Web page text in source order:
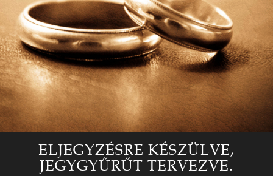
ELJEGYZÉSRE KÉSZÜLVE,
JEGYGYŰRŰT TERVEZVE.